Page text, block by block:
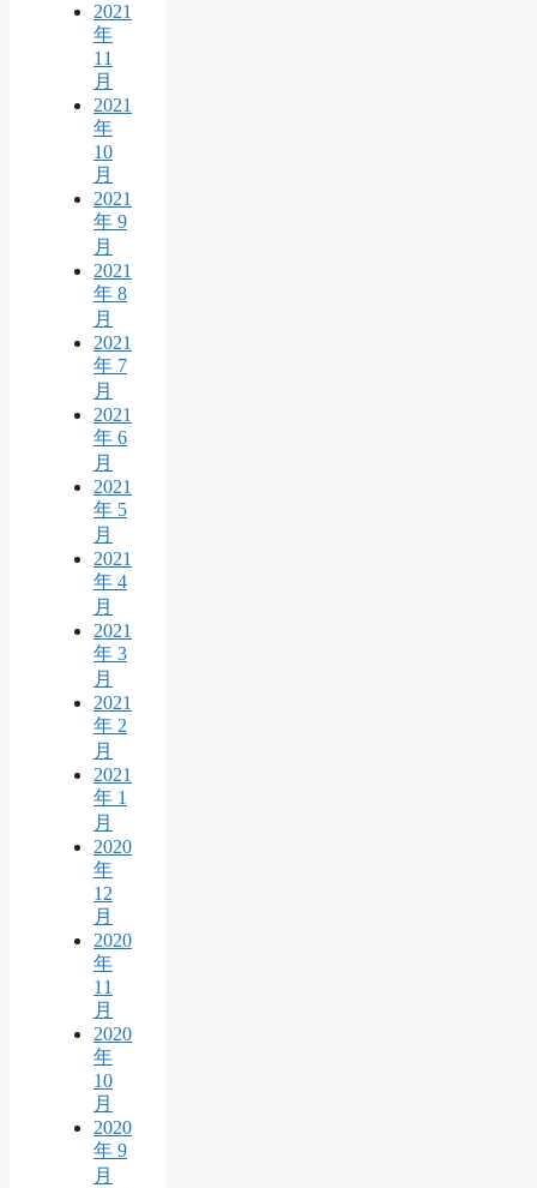
2021
年
11
月
2021
年
10
月
2021
年 9
月
2021
年 8
月
2021
年 7
月
2021
年 6
月
2021
年 5
月
2021
年 4
月
2021
年 3
月
2021
年 2
月
2021
年 1
月
2020
年
12
月
2020
年
11
月
2020
年
10
月
2020
年 9
月